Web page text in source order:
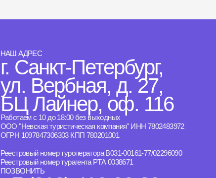
НАШ АДРЕС
г. Санкт-Петербург,
ул. Вербная, д. 27,
БЦ Лайнер, оф. 116
Работаем с 10 до 18:00 без выходных
ООО "Невская туристическая компания" ИНН 7802483972
ОГРН 1097847306303 КПП 780201001
Реестровый номер туроператора B031-00161-77/02296090
Реестровый номер турагента РТА 0038671
ПОЗВОНИТЬ